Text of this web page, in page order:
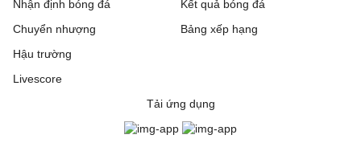
Nhận định bóng đá
Chuyển nhượng
Hậu trường
Livescore
Kết quả bóng đá
Bảng xếp hạng
Tải ứng dụng